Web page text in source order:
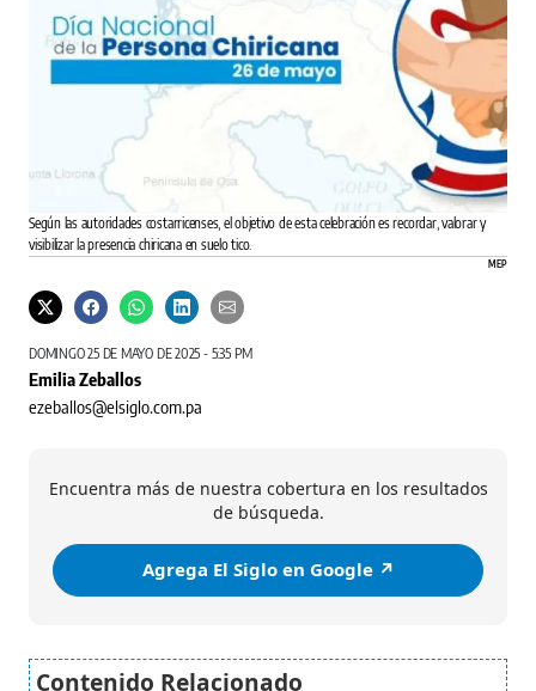
Según las autoridades costarricenses, el objetivo de esta celebración es recordar, valorar y
visibilizar la presencia chiricana en suelo tico.
MEP
DOMINGO 25 DE MAYO DE 2025 - 5:35 PM
Emilia Zeballos
ezeballos@elsiglo.com.pa
Encuentra más de nuestra cobertura en los resultados
de búsqueda.
Agrega El Siglo en Google ↗️